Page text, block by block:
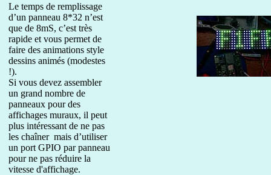
Le temps de remplissage
d’un panneau 8*32 n’est
que de 8mS, c’est très
rapide et vous permet de
faire des animations style
dessins animés (modestes
!).
Si vous devez assembler
un grand nombre de
panneaux pour des
affichages muraux, il peut
plus intéressant de ne pas
les chaîner mais d’utiliser
un port GPIO par panneau
pour ne pas réduire la
vitesse d'affichage.